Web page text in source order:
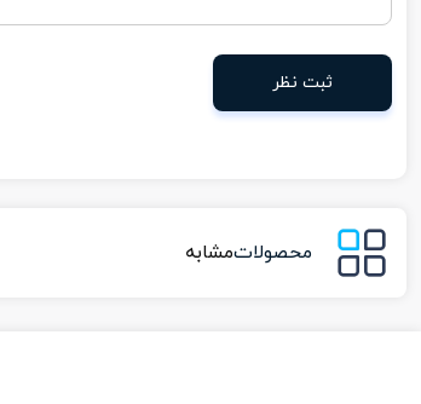
ثبت نظر
محصولاتمشابه